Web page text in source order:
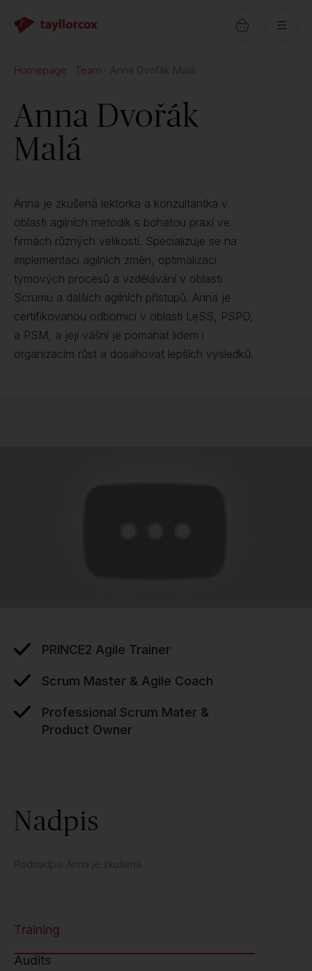
Homepage Team Anna Dvořák Malá
Anna Dvořák
Malá
Anna je zkušená lektorka a konzultantka v
oblasti agilních metodik s bohatou praxí ve
firmách různých velikostí. Specializuje se na
implementaci agilních změn, optimalizaci
týmových procesů a vzdělávání v oblasti
Scrumu a dalších agilních přístupů. Anna je
certifikovanou odbornicí v oblasti LeSS, PSPO,
a PSM, a její vášní je pomáhat lidem i
organizacím růst a dosahovat lepších výsledků.
PRINCE2 Agile Trainer
Scrum Master & Agile Coach
Professional Scrum Mater &
Product Owner
Nadpis
Podnadpis Anna je zkušená
Training
Audits